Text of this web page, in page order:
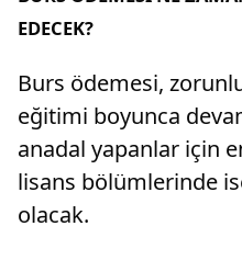
EDECEK?
Burs ödemesi, zorunlu
eğitimi boyunca
anadal yapanlar için
lisans bölümlerinde
olacak.